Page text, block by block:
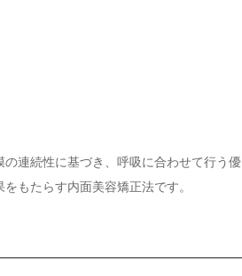
連続性に基づき、呼吸に合わせて行う優
もたらす内面美容矯正法です。